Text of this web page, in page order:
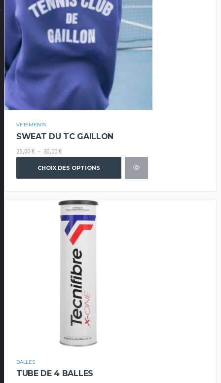
VETEMENTS
SWEAT DU TC GAILLON
25,00€ – 30,00€Plage
prix :
30,00 €
CHOIX DES OPTIONS
BALLES
TUBE DE 4 BALLES